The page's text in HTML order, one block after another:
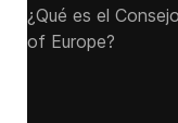
¿Qué es el
of Europe?